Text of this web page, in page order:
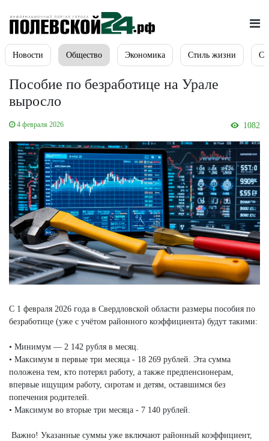
Новости Общество Экономика Стиль жизни
Пособие по безработице на Урале
выросло
4 февраля 2026 1082
С 1 февраля 2026 года в Свердловской области размеры пособия по
безработице (уже с учётом районного коэффициента) будут такими:
• Минимум — 2 142 рубля в месяц.
• Максимум в первые три месяца - 18 269 рублей. Эта сумма
положена тем, кто потерял работу, а также предпенсионерам,
впервые ищущим работу, сиротам и детям, оставшимся без
попечения родителей.
• Максимум во вторые три месяца - 7 140 рублей.
Важно! Указанные суммы уже включают районный коэффициент,